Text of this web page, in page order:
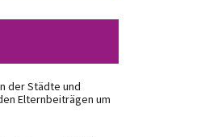
der Städte und
Elternbeiträgen um